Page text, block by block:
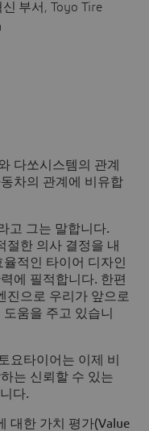
부서, Toyo Tire
다쏘시스템의 관계
차의 관계에 비유합
고 그는 말합니다.
절한 의사 결정을 내
적인 타이어 디자인
에 필적합니다. 한편
진으로 우리가 앞으로
움을 주고 있습니
요타이어는 이제 비
는 신뢰할 수 있는
다.
대한 가치 평가(Value